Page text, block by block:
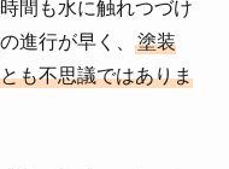
間も水に触れつづけ
進行が早く、
塗装
も不思議ではありま